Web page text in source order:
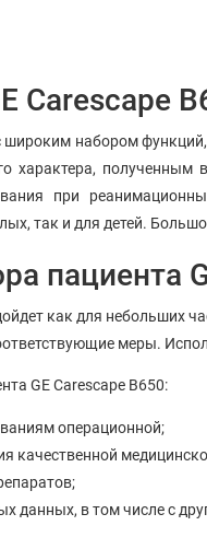
Carescape
набором
характера,
при
так и для детей.
пациента
как для небольших
меры.
GE Carescape B650:
операционной;
качественной
данных, в том числе с